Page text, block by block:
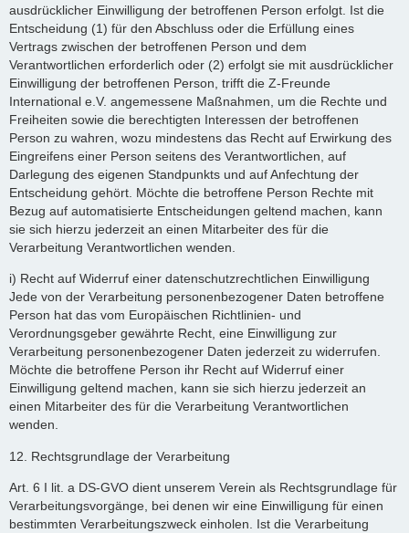
ausdrücklicher Einwilligung der betroffenen Person erfolgt. Ist die
Entscheidung (1) für den Abschluss oder die Erfüllung eines
Vertrags zwischen der betroffenen Person und dem
Verantwortlichen erforderlich oder (2) erfolgt sie mit ausdrücklicher
Einwilligung der betroffenen Person, trifft die Z-Freunde
International e.V. angemessene Maßnahmen, um die Rechte und
Freiheiten sowie die berechtigten Interessen der betroffenen
Person zu wahren, wozu mindestens das Recht auf Erwirkung des
Eingreifens einer Person seitens des Verantwortlichen, auf
Darlegung des eigenen Standpunkts und auf Anfechtung der
Entscheidung gehört. Möchte die betroffene Person Rechte mit
Bezug auf automatisierte Entscheidungen geltend machen, kann
sie sich hierzu jederzeit an einen Mitarbeiter des für die
Verarbeitung Verantwortlichen wenden.
i) Recht auf Widerruf einer datenschutzrechtlichen Einwilligung
Jede von der Verarbeitung personenbezogener Daten betroffene
Person hat das vom Europäischen Richtlinien- und
Verordnungsgeber gewährte Recht, eine Einwilligung zur
Verarbeitung personenbezogener Daten jederzeit zu widerrufen.
Möchte die betroffene Person ihr Recht auf Widerruf einer
Einwilligung geltend machen, kann sie sich hierzu jederzeit an
einen Mitarbeiter des für die Verarbeitung Verantwortlichen
wenden.
12. Rechtsgrundlage der Verarbeitung
Art. 6 I lit. a DS-GVO dient unserem Verein als Rechtsgrundlage für
Verarbeitungsvorgänge, bei denen wir eine Einwilligung für einen
bestimmten Verarbeitungszweck einholen. Ist die Verarbeitung